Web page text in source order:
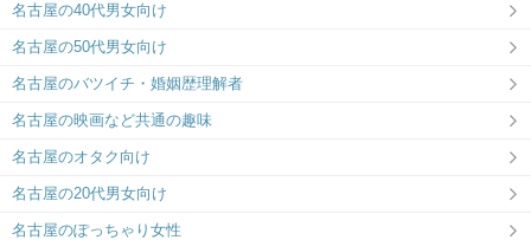
名古屋の40代男女向け
名古屋の50代男女向け
名古屋のバツイチ・婚姻歴理解者
名古屋の映画など共通の趣味
名古屋のオタク向け
名古屋の20代男女向け
名古屋のぽっちゃり女性